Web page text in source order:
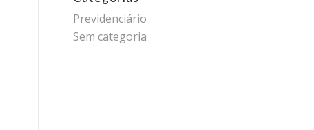
Previdenciário
Sem categoria